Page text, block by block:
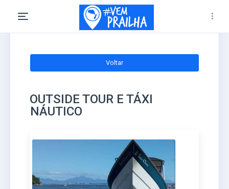
Voltar
OUTSIDE TOUR E TÁXI
NÁUTICO